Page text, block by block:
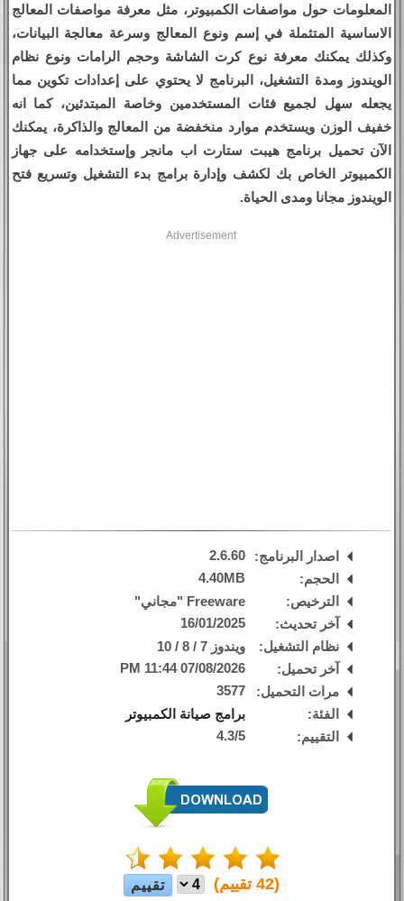
المعلومات حول مواصفات الكمبيوتر، مثل معرفة مواصفات المعالج
الاساسية المتثملة في إسم ونوع المعالج وسرعة معالجة البيانات،
وكذلك يمكنك معرفة نوع كرت الشاشة وحجم الرامات ونوع نظام
الويندوز ومدة التشغيل، البرنامج لا يحتوي على إعدادات تكوين مما
يجعله سهل لجميع فئات المستخدمين وخاصة المبتدئين، كما انه
خفيف الوزن ويستخدم موارد منخفضة من المعالج والذاكرة، يمكنك
الآن تحميل برنامج هيبت ستارت اب مانجر وإستخدامه على جهاز
الكمبيوتر الخاص بك لكشف وإدارة برامج بدء التشغيل وتسريع فتح
الويندوز مجانا ومدى الحياة.
Advertisement
اصدار البرنامج:
2.6.60
الحجم:
4.40MB
الترخيص:
Freeware "مجاني"
آخر تحديث:
16/01/2025
نظام التشغيل:
ويندوز 7 / 8 / 10
آخر تحميل:
07/08/2026 11:44 PM
مرات التحميل:
3577
الفئة:
برامج صيانة الكمبيوتر
التقييم:
4.3/5
(
42 تقييم)